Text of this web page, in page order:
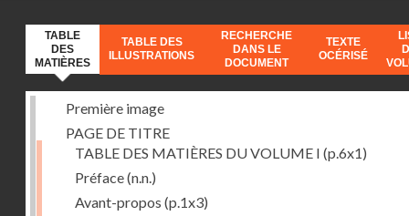
TABLE
DES
MATIÈRES
TABLE DES
ILLUSTRATIONS
RECHERCHE
DANS LE
DOCUMENT
TEXTE
OCÉRISÉ
Première image
PAGE DE TITRE
TABLE DES MATIÈRES DU VOLUME I (p.6x1)
Préface(n.n.)
Avant-propos (p.1x3)